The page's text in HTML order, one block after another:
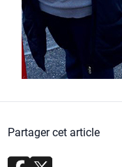
Partager cet article